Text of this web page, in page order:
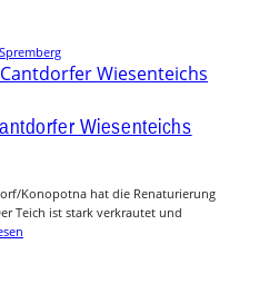
Spremberg
Wiesenteichs
Konopotna hat die Renaturierung
Teich ist stark verkrautet und